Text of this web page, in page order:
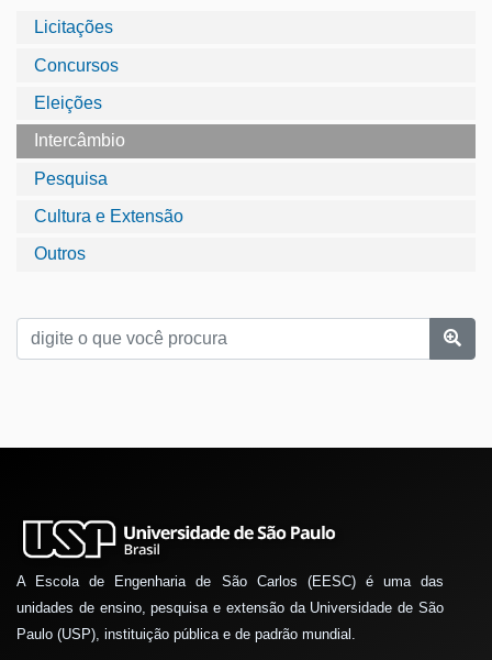
Licitações
Concursos
Eleições
Intercâmbio
Pesquisa
Cultura e Extensão
Outros
A Escola de Engenharia de São Carlos (EESC) é uma das
unidades de ensino, pesquisa e extensão da Universidade de São
Paulo (USP), instituição pública e de padrão mundial.